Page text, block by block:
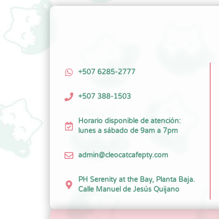
+507 6285-2777
+507 388-1503
Horario disponible de atención:
lunes a sábado de 9am a 7pm
admin@cleocatcafepty.com
PH Serenity at the Bay, Planta Baja.
Calle Manuel de Jesús Quijano